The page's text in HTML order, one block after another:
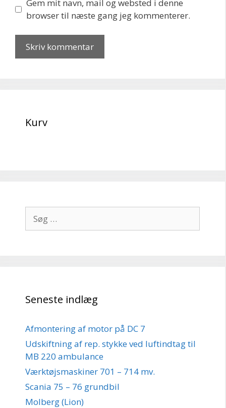
Gem mit navn, mail og websted i denne
browser til næste gang jeg kommenterer.
Kurv
efter:
Seneste indlæg
Afmontering af motor på DC 7
Udskiftning af rep. stykke ved luftindtag til
MB 220 ambulance
Værktøjsmaskiner 701 – 714 mv.
Scania 75 – 76 grundbil
Molberg (Lion)